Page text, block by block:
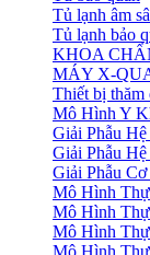
Tủ lạnh âm
Tủ lạnh bảo
KHOA
MÁY X-
Thiết bị thăm
Mô Hình Y
Giải Phẫu
Giải Phẫu
Giải Phẫu
Mô Hình
Mô Hình
Mô Hình
Mô Hình